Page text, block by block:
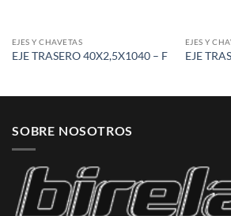
EJES Y CHAVETAS
EJE TRASERO 40X2,5X1040 – F
EJES Y
EJE
SOBRE NOSOTROS